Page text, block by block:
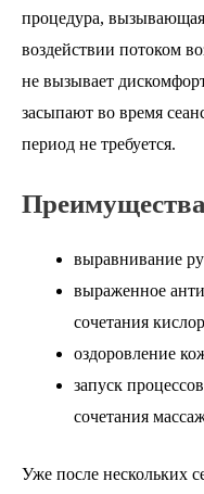
процедура,
воздействии потоком
не вызывает
засыпают во время
период не требуется.
Преимущества
выравнивание
выраженное
сочетания
оздоровление
запуск
сочетания
Уже после нескольких